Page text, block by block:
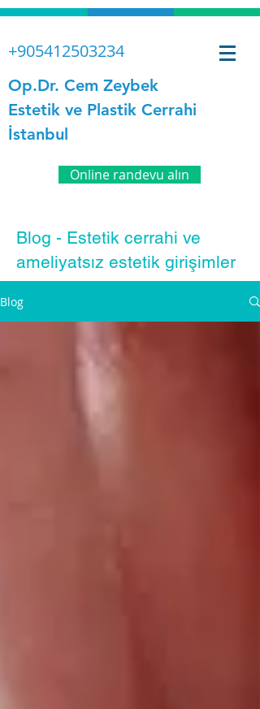
+905412503234
Op.Dr. Cem Zeybek
Estetik ve Plastik Cerrahi
İstanbul
Online randevu alın
Blog - Estetik cerrahi ve
ameliyatsız estetik girişimler
Blog